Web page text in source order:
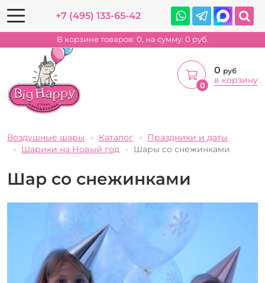
+7 (495) 133-65-42
В корзине товаров: 0, на сумму: 0 руб.
0
0 руб
в корзину
Воздушные шары Каталог
Праздники и даты
Шарики на Новый год
Шары со снежинками
Шар со снежинками